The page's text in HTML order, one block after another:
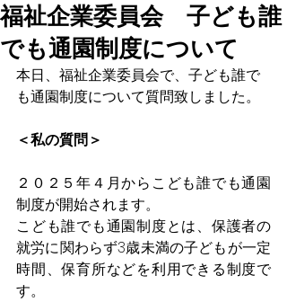
福祉企業委員会 子ども誰
でも通園制度について
本日、福祉企業委員会で、子ども誰で
も通園制度について質問致しました。
＜私の質問＞
２０２５年４月からこども誰でも通園
制度が開始されます。
こども誰でも通園制度とは、保護者の
就労に関わらず3歳未満の子どもが一定
時間、保育所などを利用できる制度で
す。